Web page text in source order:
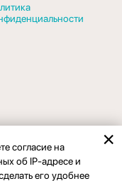
согласие на
об IP-адресе и
его удобнее